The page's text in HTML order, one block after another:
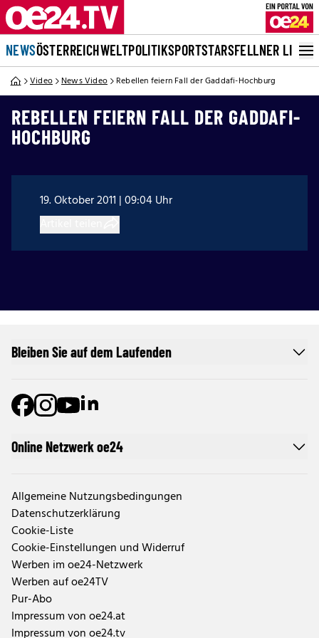
NEWSÖSTERREICHWELTPOLITIKSPORTSTARSFELLNER LIVE
Video News Video Rebellen feiern Fall der Gaddafi-Hochburg
REBELLEN FEIERN FALL DER GADDAFI-
HOCHBURG
19. Oktober 2011 | 09:04 Uhr
Online Netzwerk oe24
Allgemeine Nutzungsbedingungen
Datenschutzerklärung
Cookie-Liste
Cookie-Einstellungen und Widerruf
Werben im oe24-Netzwerk
Werben auf oe24TV
Pur-Abo
Impressum von oe24.at
Impressum von oe24.tv
Bleiben Sie auf dem Laufenden